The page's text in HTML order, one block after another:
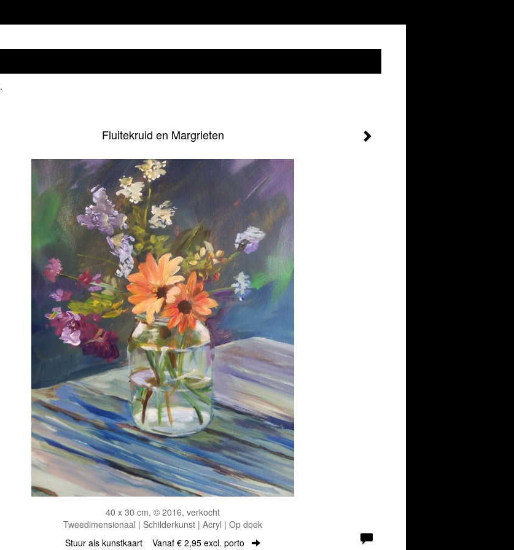
.
Fluitekruid en Margrieten
40 x 30 cm, © 2016, verkocht
Tweedimensionaal | Schilderkunst | Acryl | Op doek
Stuur als kunstkaart Vanaf € 2,95 excl. porto